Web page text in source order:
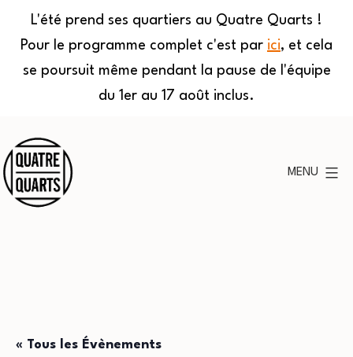
L'été prend ses quartiers au Quatre Quarts !
Pour le programme complet c'est par ici, et cela
se poursuit même pendant la pause de l'équipe
du 1er au 17 août inclus.
au
contenu
MENU
« Tous les Évènements